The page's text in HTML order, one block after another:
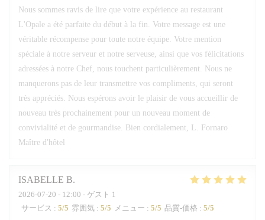
Nous sommes ravis de lire que votre expérience au restaurant
L'Opale a été parfaite du début à la fin. Votre message est une
véritable récompense pour toute notre équipe. Votre mention
spéciale à notre serveur et notre serveuse, ainsi que vos félicitations
adressées à notre Chef, nous touchent particulièrement. Nous ne
manquerons pas de leur transmettre vos compliments, qui seront
très appréciés. Nous espérons avoir le plaisir de vous accueillir de
nouveau très prochainement pour un nouveau moment de
convivialité et de gourmandise. Bien cordialement, L. Fornaro
Maître d'hôtel
ISABELLE B
2026-07-20 - 12:00 - ゲスト 1
サービス : 5/5 雰囲気 : 5/5 メニュー : 5/5 品質-価格 : 5/5